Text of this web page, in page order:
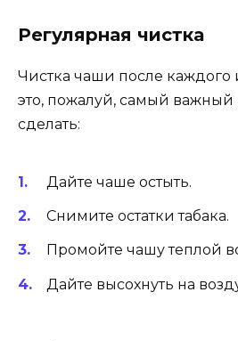
Регулярная чистка
Чистка чаши после
это, пожалуй, самый важный
сделать:
Дайте чаше остыть.
Снимите остатки табака.
Промойте чашу теплой
Дайте высохнуть на